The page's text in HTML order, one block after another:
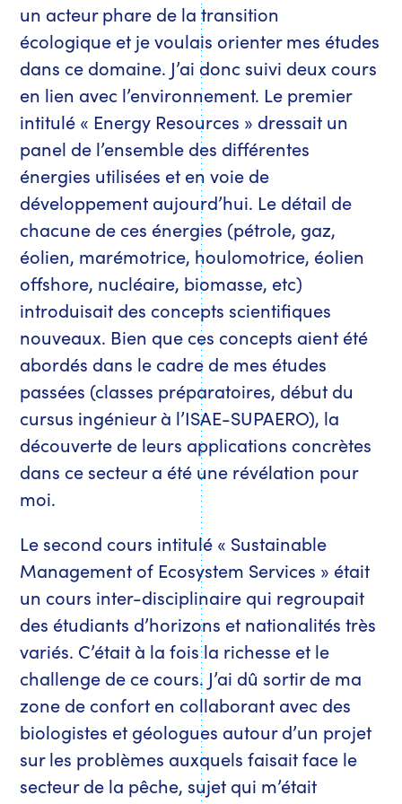
un acteur phare de la transition
écologique et je voulais orienter mes études
dans ce domaine. J’ai donc suivi deux cours
en lien avec l’environnement. Le premier
intitulé « Energy Resources » dressait un
panel de l’ensemble des différentes
énergies utilisées et en voie de
développement aujourd’hui. Le détail de
chacune de ces énergies (pétrole, gaz,
éolien, marémotrice, houlomotrice, éolien
offshore, nucléaire, biomasse, etc)
introduisait des concepts scientifiques
nouveaux. Bien que ces concepts aient été
abordés dans le cadre de mes études
passées (classes préparatoires, début du
cursus ingénieur à l’ISAE-SUPAERO), la
découverte de leurs applications concrètes
dans ce secteur a été une révélation pour
moi.
Le second cours intitulé « Sustainable
Management of Ecosystem Services » était
un cours inter-disciplinaire qui regroupait
des étudiants d’horizons et nationalités très
variés. C’était à la fois la richesse et le
challenge de ce cours. J’ai dû sortir de ma
zone de confort en collaborant avec des
biologistes et géologues autour d’un projet
sur les problèmes auxquels faisait face le
secteur de la pêche, sujet qui m’était